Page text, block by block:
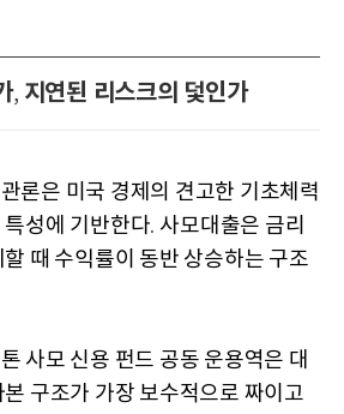
, 지연된 리스크의 덫인가
론은 미국 경제의 견고한 기초체력
성에 기반한다. 사모대출은 금리
때 수익률이 동반 상승하는 구조
사모 신용 펀드 공동 운용역은 대
구조가 가장 보수적으로 짜이고